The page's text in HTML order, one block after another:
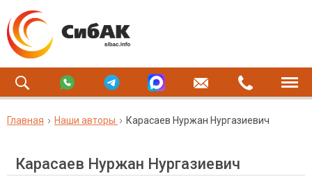
Главная Наши авторы Карасаев Нуржан Нургазиевич
Карасаев Нуржан Нургазиевич